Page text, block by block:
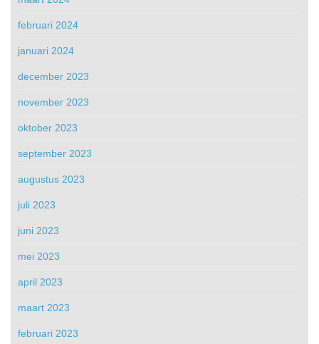
februari 2024
januari 2024
december 2023
november 2023
oktober 2023
september 2023
augustus 2023
juli 2023
juni 2023
mei 2023
april 2023
maart 2023
februari 2023